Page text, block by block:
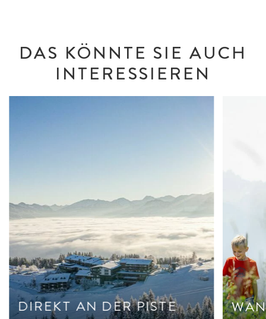
DAS KÖNNTE SIE AUCH
INTERESSIEREN
DIREKT AN DER PISTE